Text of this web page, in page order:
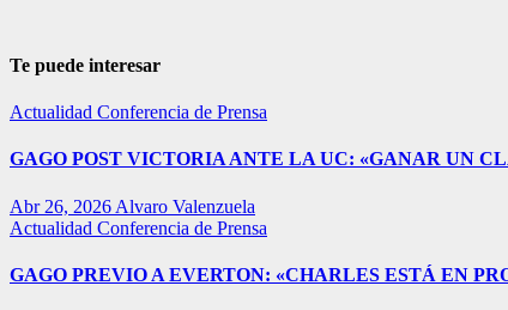
Te puede interesar
Actualidad Conferencia de Prensa
GAGO POST VICTORIA ANTE LA UC: «GANAR UN
Abr 26, 2026 Alvaro Valenzuela
Actualidad Conferencia de Prensa
GAGO PREVIO A EVERTON: «CHARLES ESTÁ EN